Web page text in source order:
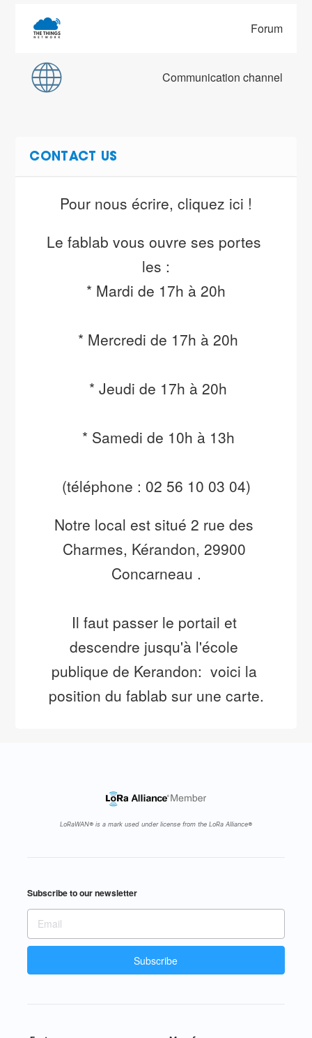
Forum
Communication channel
CONTACT US
Pour nous écrire, cliquez ici !
Le fablab vous ouvre ses portes
les :
* Mardi de 17h à 20h
* Mercredi de 17h à 20h
* Jeudi de 17h à 20h
* Samedi de 10h à 13h
(téléphone : 02 56 10 03 04)
Notre local est situé 2 rue des
Charmes, Kérandon, 29900
Concarneau .
Il faut passer le portail et
descendre jusqu'à l'école
publique de Kerandon: voici la
position du fablab sur une carte.